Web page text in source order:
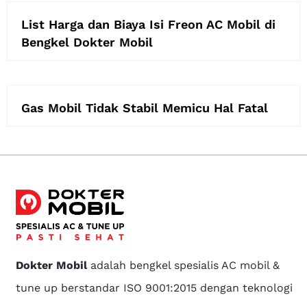
List Harga dan Biaya Isi Freon AC Mobil di
Bengkel Dokter Mobil
Gas Mobil Tidak Stabil Memicu Hal Fatal
Dokter Mobiladalah bengkel spesialis AC mobil &
tune up berstandar ISO 9001:2015 dengan teknologi